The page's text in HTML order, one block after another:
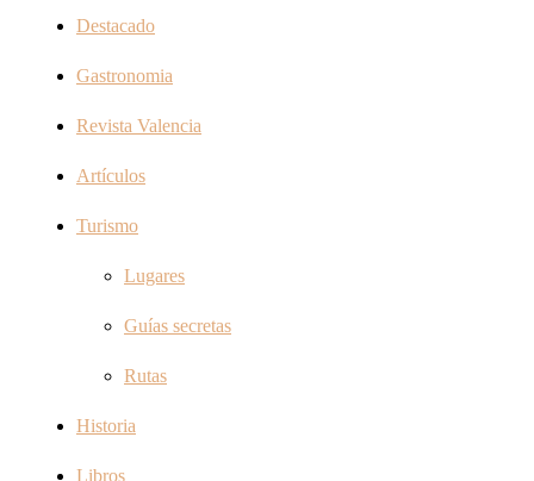
Destacado
Gastronomia
Revista Valencia
Artículos
Turismo
Lugares
Guías secretas
Rutas
Historia
Libros